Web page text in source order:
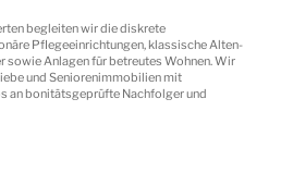
begleiten wir die diskrete
Pflegeeinrichtungen, klassische Alten-
sowie Anlagen für betreutes Wohnen. Wir
und Seniorenimmobilien mit
an bonitätsgeprüfte Nachfolger und